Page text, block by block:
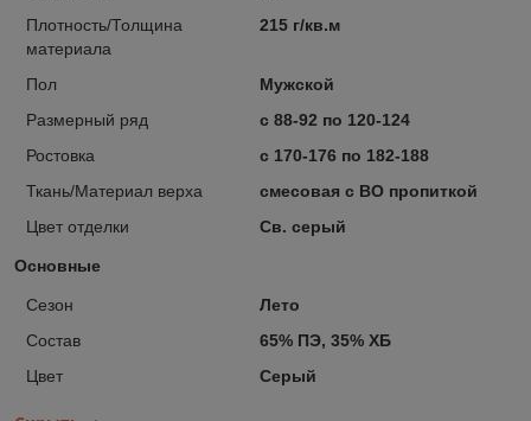
Плотность/Толщина
материала
215 г/кв.м
Пол
Мужской
Размерный ряд
с 88-92 по 120-124
Ростовка
с 170-176 по 182-188
Ткань/Материал верха
смесовая с ВО пропиткой
Цвет отделки
Св. серый
Основные
Сезон
Лето
Состав
65% ПЭ, 35% ХБ
Цвет
Серый